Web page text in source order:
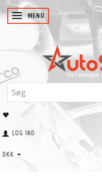
SKIFTE NAVIGATION
MENU
LOG IND
DKK